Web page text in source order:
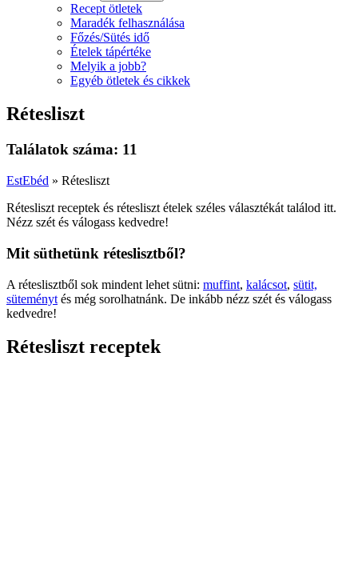
Recept ötletek
Maradék felhasználása
Főzés/Sütés idő
Ételek tápértéke
Melyik a jobb?
Egyéb ötletek és cikkek
Rétesliszt
Találatok száma: 11
EstEbéd » Rétesliszt
Rétesliszt receptek és rétesliszt ételek széles választékát találod itt.
Nézz szét és válogass kedvedre!
Mit süthetünk réteslisztből?
A réteslisztből sok mindent lehet sütni: muffint, kalácsot, sütit,
süteményt és még sorolhatnánk. De inkább nézz szét és válogass
kedvedre!
Rétesliszt receptek